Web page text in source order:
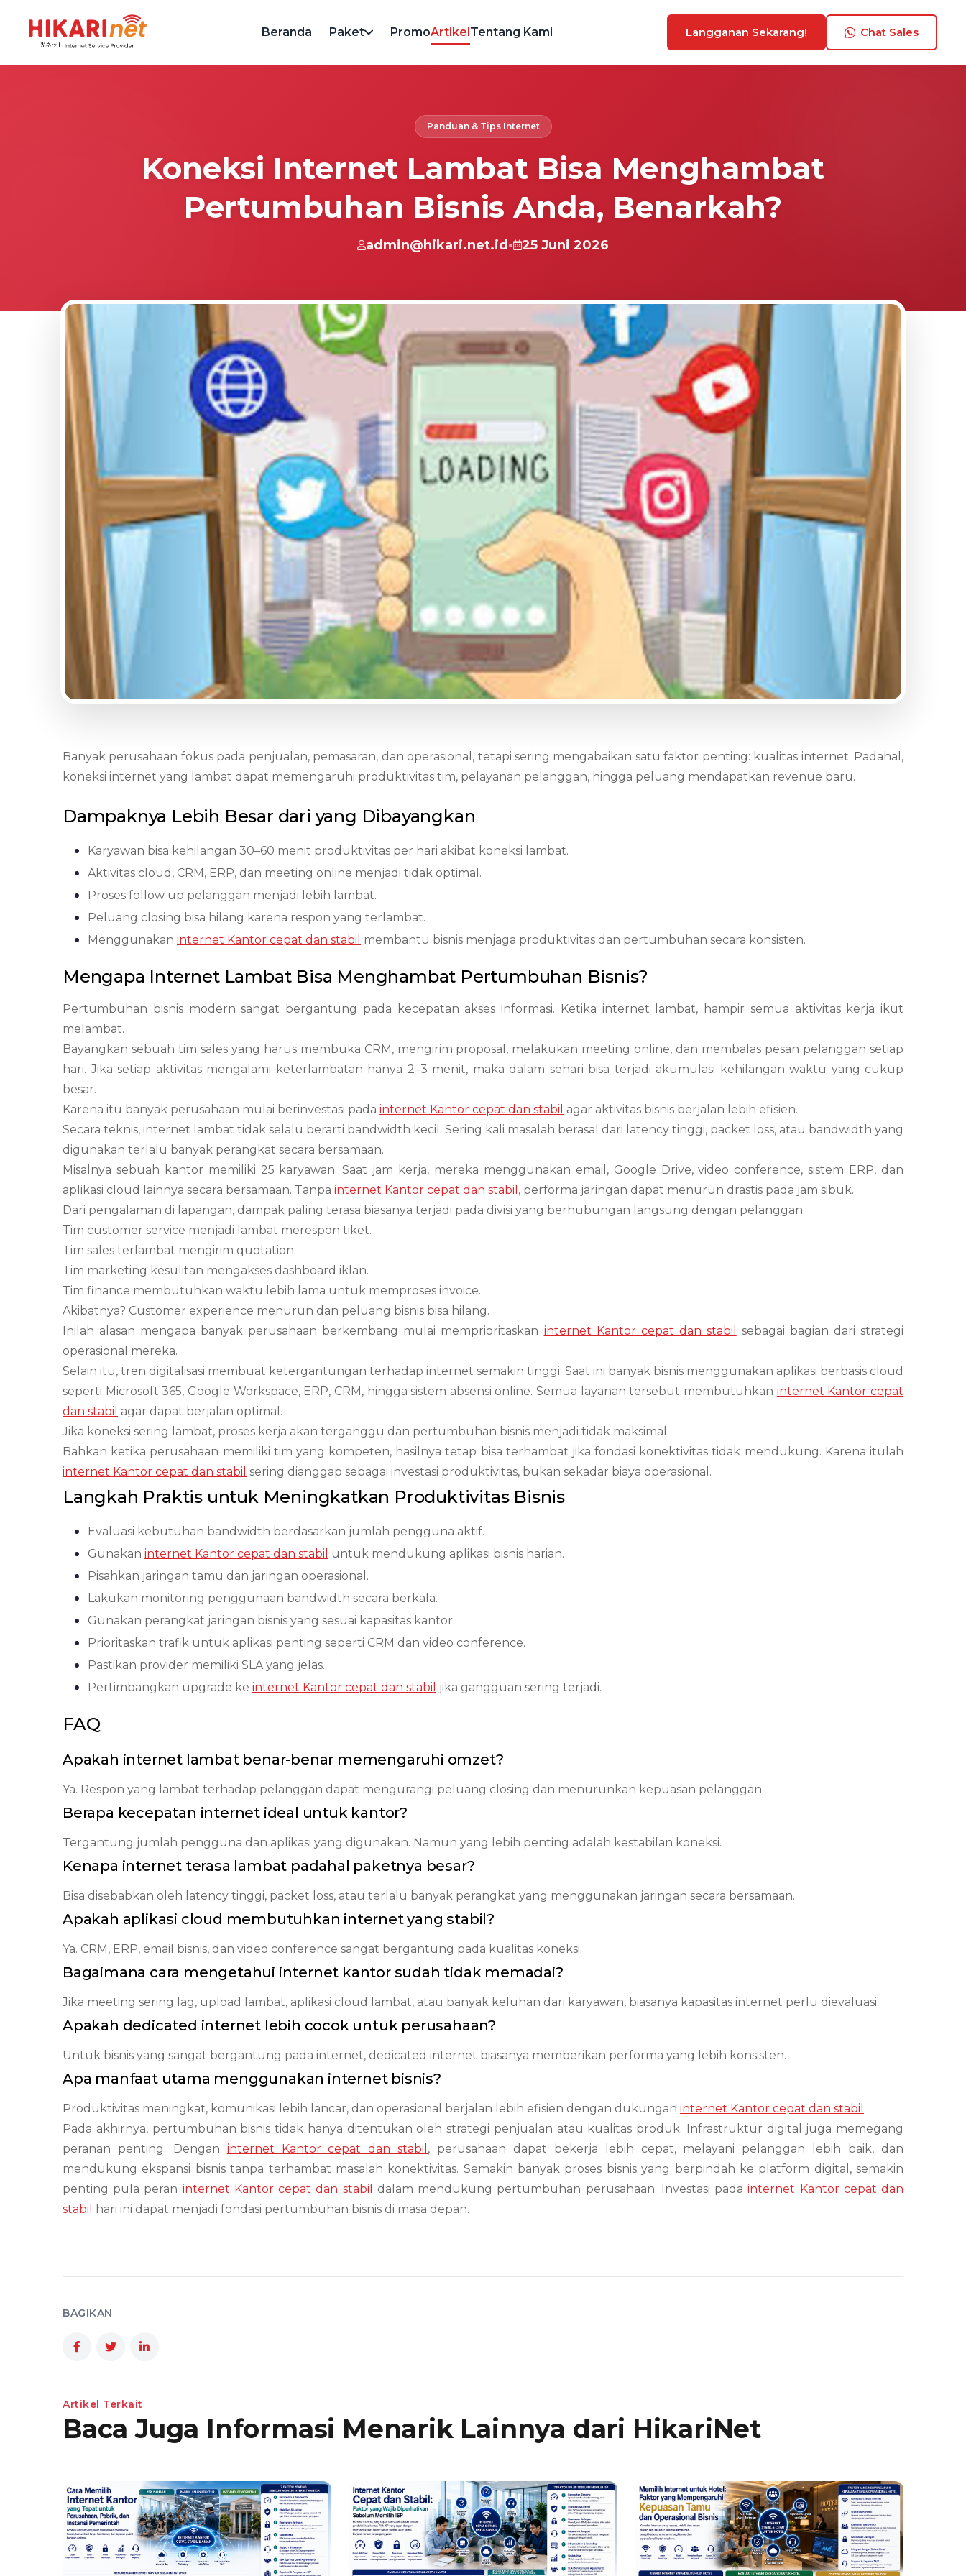
Beranda Paket PromoArtikelTentang Kami Langganan Sekarang! Chat Sales
Panduan & Tips Internet
Koneksi Internet Lambat Bisa Menghambat
Pertumbuhan Bisnis Anda, Benarkah?
admin@hikari.net.id • 25 Juni 2026
Banyak perusahaan fokus pada penjualan, pemasaran, dan operasional, tetapi sering mengabaikan satu faktor penting: kualitas internet. Padahal,
koneksi internet yang lambat dapat memengaruhi produktivitas tim, pelayanan pelanggan, hingga peluang mendapatkan revenue baru.
Dampaknya Lebih Besar dari yang Dibayangkan
Karyawan bisa kehilangan 30–60 menit produktivitas per hari akibat koneksi lambat.
Aktivitas cloud, CRM, ERP, dan meeting online menjadi tidak optimal.
Proses follow up pelanggan menjadi lebih lambat.
Peluang closing bisa hilang karena respon yang terlambat.
Menggunakan internet Kantor cepat dan stabil membantu bisnis menjaga produktivitas dan pertumbuhan secara konsisten.
Mengapa Internet Lambat Bisa Menghambat Pertumbuhan Bisnis?
Pertumbuhan bisnis modern sangat bergantung pada kecepatan akses informasi. Ketika internet lambat, hampir semua aktivitas kerja ikut
melambat.
Bayangkan sebuah tim sales yang harus membuka CRM, mengirim proposal, melakukan meeting online, dan membalas pesan pelanggan setiap
hari. Jika setiap aktivitas mengalami keterlambatan hanya 2–3 menit, maka dalam sehari bisa terjadi akumulasi kehilangan waktu yang cukup
besar.
Karena itu banyak perusahaan mulai berinvestasi pada internet Kantor cepat dan stabil agar aktivitas bisnis berjalan lebih efisien.
Secara teknis, internet lambat tidak selalu berarti bandwidth kecil. Sering kali masalah berasal dari latency tinggi, packet loss, atau bandwidth yang
digunakan terlalu banyak perangkat secara bersamaan.
Misalnya sebuah kantor memiliki 25 karyawan. Saat jam kerja, mereka menggunakan email, Google Drive, video conference, sistem ERP, dan
aplikasi cloud lainnya secara bersamaan. Tanpa internet Kantor cepat dan stabil , performa jaringan dapat menurun drastis pada jam sibuk.
Dari pengalaman di lapangan, dampak paling terasa biasanya terjadi pada divisi yang berhubungan langsung dengan pelanggan.
Tim customer service menjadi lambat merespon tiket.
Tim sales terlambat mengirim quotation.
Tim marketing kesulitan mengakses dashboard iklan.
Tim finance membutuhkan waktu lebih lama untuk memproses invoice.
Akibatnya? Customer experience menurun dan peluang bisnis bisa hilang.
Inilah alasan mengapa banyak perusahaan berkembang mulai memprioritaskan internet Kantor cepat dan stabil
sebagai bagian dari strategi
operasional mereka.
Selain itu, tren digitalisasi membuat ketergantungan terhadap internet semakin tinggi. Saat ini banyak bisnis menggunakan aplikasi berbasis cloud
seperti Microsoft 365, Google Workspace, ERP, CRM, hingga sistem absensi online. Semua layanan tersebut membutuhkan internet Kantor cepat
dan stabil agar dapat berjalan optimal.
Jika koneksi sering lambat, proses kerja akan terganggu dan pertumbuhan bisnis menjadi tidak maksimal.
Bahkan ketika perusahaan memiliki tim yang kompeten, hasilnya tetap bisa terhambat jika fondasi konektivitas tidak mendukung. Karena itulah
internet Kantor cepat dan stabil sering dianggap sebagai investasi produktivitas, bukan sekadar biaya operasional.
Langkah Praktis untuk Meningkatkan Produktivitas Bisnis
Evaluasi kebutuhan bandwidth berdasarkan jumlah pengguna aktif.
Gunakan internet Kantor cepat dan stabil untuk mendukung aplikasi bisnis harian.
Pisahkan jaringan tamu dan jaringan operasional.
Lakukan monitoring penggunaan bandwidth secara berkala.
Gunakan perangkat jaringan bisnis yang sesuai kapasitas kantor.
Prioritaskan trafik untuk aplikasi penting seperti CRM dan video conference.
Pastikan provider memiliki SLA yang jelas.
Pertimbangkan upgrade ke internet Kantor cepat dan stabil jika gangguan sering terjadi.
FAQ
Apakah internet lambat benar-benar memengaruhi omzet?
Ya. Respon yang lambat terhadap pelanggan dapat mengurangi peluang closing dan menurunkan kepuasan pelanggan.
Berapa kecepatan internet ideal untuk kantor?
Tergantung jumlah pengguna dan aplikasi yang digunakan. Namun yang lebih penting adalah kestabilan koneksi.
Kenapa internet terasa lambat padahal paketnya besar?
Bisa disebabkan oleh latency tinggi, packet loss, atau terlalu banyak perangkat yang menggunakan jaringan secara bersamaan.
Apakah aplikasi cloud membutuhkan internet yang stabil?
Ya. CRM, ERP, email bisnis, dan video conference sangat bergantung pada kualitas koneksi.
Bagaimana cara mengetahui internet kantor sudah tidak memadai?
Jika meeting sering lag, upload lambat, aplikasi cloud lambat, atau banyak keluhan dari karyawan, biasanya kapasitas internet perlu dievaluasi.
Apakah dedicated internet lebih cocok untuk perusahaan?
Untuk bisnis yang sangat bergantung pada internet, dedicated internet biasanya memberikan performa yang lebih konsisten.
Apa manfaat utama menggunakan internet bisnis?
Produktivitas meningkat, komunikasi lebih lancar, dan operasional berjalan lebih efisien dengan dukungan internet Kantor cepat dan stabil .
Pada akhirnya, pertumbuhan bisnis tidak hanya ditentukan oleh strategi penjualan atau kualitas produk. Infrastruktur digital juga memegang
peranan penting. Dengan internet Kantor cepat dan stabil , perusahaan dapat bekerja lebih cepat, melayani pelanggan lebih baik, dan
mendukung ekspansi bisnis tanpa terhambat masalah konektivitas. Semakin banyak proses bisnis yang berpindah ke platform digital, semakin
penting pula peran internet Kantor cepat dan stabil dalam mendukung pertumbuhan perusahaan. Investasi pada internet Kantor cepat dan
stabil
hari ini dapat menjadi fondasi pertumbuhan bisnis di masa depan.
BAGIKAN
Artikel Terkait
Baca Juga Informasi Menarik Lainnya dari HikariNet